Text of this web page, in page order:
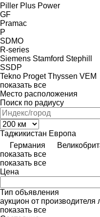
Piller Plus Power
GF
Pramac
P
SDMO
R-series
Siemens Stamford Stephill
SSDP
Tekno Proget Thyssen VEM
показать все
Место расположения
Поиск по радиусу
Таджикистан Европа
Германия
показать все
показать все
Цена
Тип объявления
аукцион от производителя
показать все